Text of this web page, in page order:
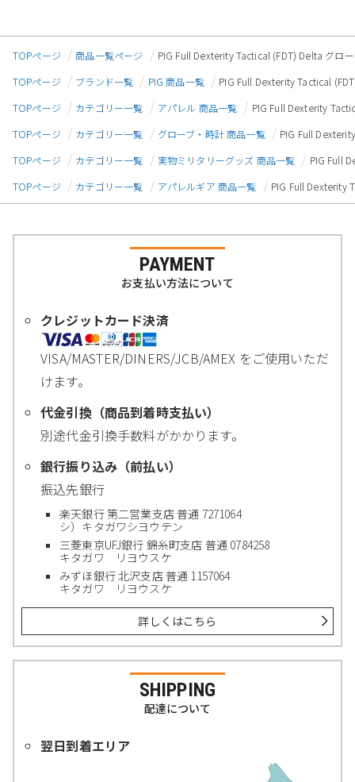
TOPページ 商品一覧ページ
PIG Full Dexterity Tactical (FDT) Delta グロ
TOPページ
ブランド一覧 PIG 商品一覧
PIG Full Dexterity Tactical
TOPページ
カテゴリー一覧 アパレル 商品一覧
PIG Full Dexterity
TOPページ
カテゴリー一覧 グローブ・時計 商品一覧
PIG Full
TOPページ
カテゴリー一覧 実物ミリタリーグッズ 商品一覧
PIG Full
TOPページ
カテゴリー一覧 アパレルギア 商品一覧 PIG Full Dexterity
PAYMENT
お支払い方法について
クレジットカード決済
VISA/MASTER/DINERS/JCB/AMEX をご使用いただ
けます。
代金引換（商品到着時支払い）
別途代金引換手数料がかかります。
銀行振り込み（前払い）
振込先銀行
楽天銀行 第二営業支店 普通 7271064
シ）キタガワシヨウテン
三菱東京UFJ銀行 錦糸町支店 普通 0784258
キタガワ リヨウスケ
みずほ銀行 北沢支店 普通 1157064
キタガワ リヨウスケ
詳しくはこちら
SHIPPING
配達について
翌日到着エリア